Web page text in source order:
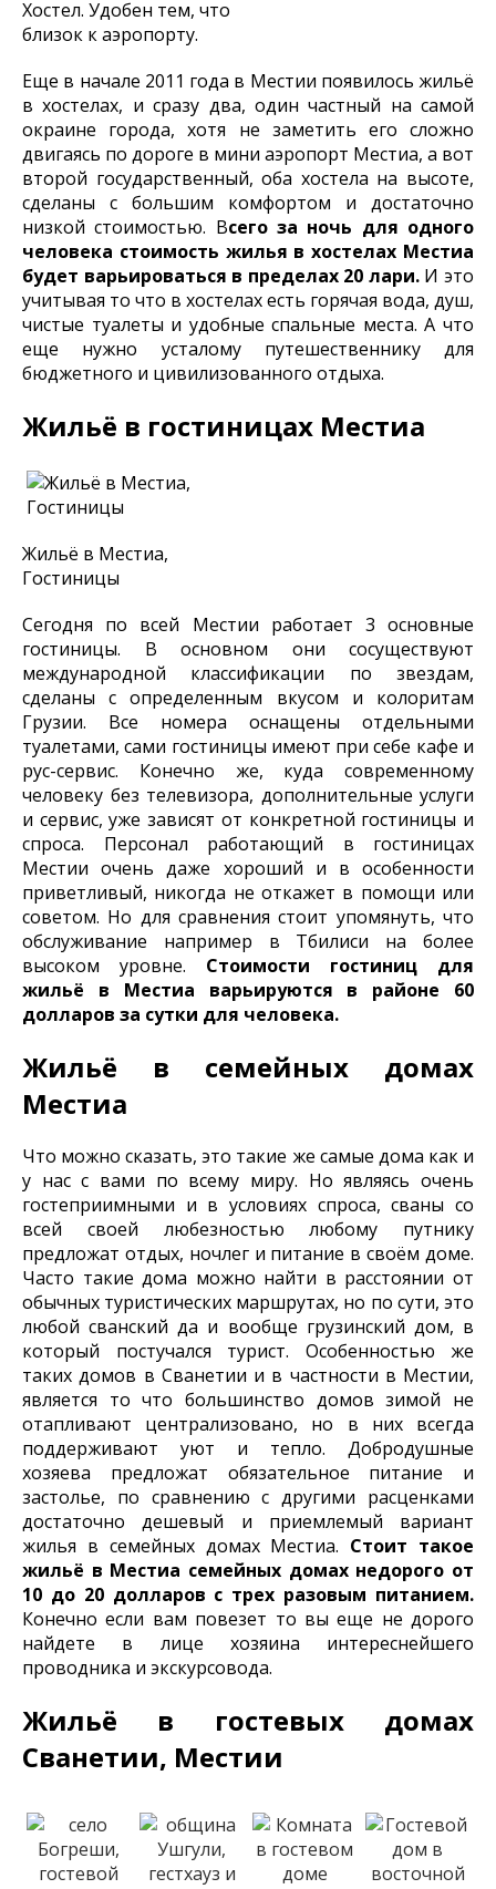
Хостел. Удобен тем, что
близок к аэропорту.
Еще в начале 2011 года в Местии появилось жильё
в хостелах, и сразу два, один частный на самой
окраине города, хотя не заметить его сложно
двигаясь по дороге в мини аэропорт Местиа, а вот
второй государственный, оба хостела на высоте,
сделаны с большим комфортом и достаточно
низкой стоимостью. Всего за ночь для одного
человека стоимость жилья в хостелах Местиа
будет варьироваться в пределах 20 лари.И это
учитывая то что в хостелах есть горячая вода, душ,
чистые туалеты и удобные спальные места. А что
еще нужно усталому путешественнику для
бюджетного и цивилизованного отдыха.
Жильё в гостиницах Местиа
Жильё в Местиа,
Гостиницы
Сегодня по всей Местии работает 3 основные
гостиницы. В основном они сосуществуют
международной классификации по звездам,
сделаны с определенным вкусом и колоритам
Грузии. Все номера оснащены отдельными
туалетами, сами гостиницы имеют при себе кафе и
рус-сервис. Конечно же, куда современному
человеку без телевизора, дополнительные услуги
и сервис, уже зависят от конкретной гостиницы и
спроса. Персонал работающий в гостиницах
Местии очень даже хороший и в особенности
приветливый, никогда не откажет в помощи или
советом. Но для сравнения стоит упомянуть, что
обслуживание например в Тбилиси на более
высоком уровне. Стоимости гостиниц для
жильё в Местиа варьируются в районе 60
долларов за сутки для человека.
Жильё в семейных домах
Местиа
Что можно сказать, это такие же самые дома как и
у нас с вами по всему миру. Но являясь очень
гостеприимными и в условиях спроса, сваны со
всей своей любезностью любому путнику
предложат отдых, ночлег и питание в своём доме.
Часто такие дома можно найти в расстоянии от
обычных туристических маршрутах, но по сути, это
любой сванский да и вообще грузинский дом, в
который постучался турист. Особенностью же
таких домов в Сванетии и в частности в Местии,
является то что большинство домов зимой не
отапливают централизовано, но в них всегда
поддерживают уют и тепло. Добродушные
хозяева предложат обязательное питание и
застолье, по сравнению с другими расценками
достаточно дешевый и приемлемый вариант
жилья в семейных домах Местиа. Стоит такое
жильё в Местиа семейных домах недорого от
10 до 20 долларов с трех разовым питанием.
Конечно если вам повезет то вы еще не дорого
найдете в лице хозяина интереснейшего
проводника и экскурсовода.
Жильё в гостевых домах
Сванетии, Местии